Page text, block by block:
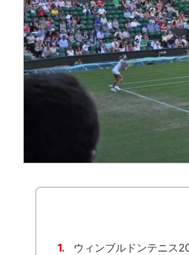
1.
ウィンブルドンテニス